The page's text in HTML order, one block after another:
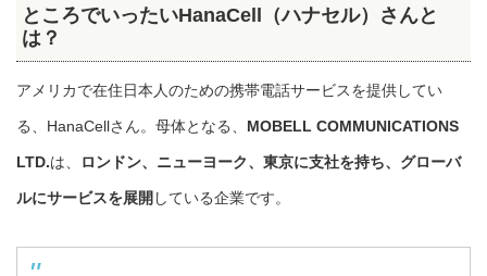
ところでいったいHanaCell（ハナセル）さんと
は？
アメリカで在住日本人のための携帯電話サービスを提供してい
る、HanaCellさん。母体となる、 MOBELL COMMUNICATIONS
LTD.は、 ロンドン、ニューヨーク、東京に支社を持ち、グローバ
ルにサービスを展開 している企業です。